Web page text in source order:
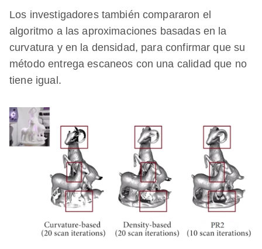
Los investigadores también compararon el
algoritmo a las aproximaciones basadas en la
curvatura y en la densidad, para confirmar que su
método entrega escaneos con una calidad que no
tiene igual.